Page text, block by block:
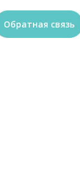
Обратная связь